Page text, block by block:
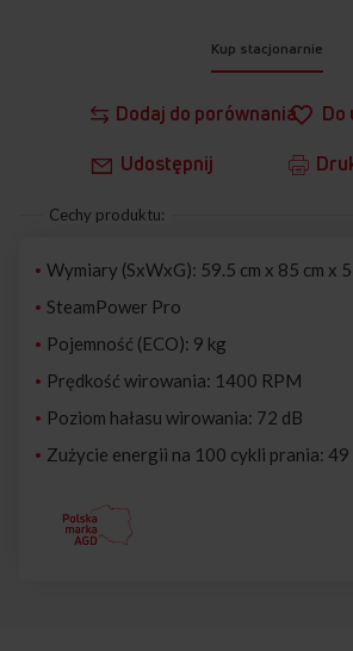
Dodaj do porównania Do
Udostępnij
Kup stacjonarnie
Cechy produktu:
Wymiary (SxWxG): 59.5 cm x 85 cm x
SteamPower Pro
Pojemność (ECO): 9 kg
Prędkość wirowania: 1400 RPM
Poziom hałasu wirowania: 72 dB
Zużycie energii na 100 cykli prania: 49